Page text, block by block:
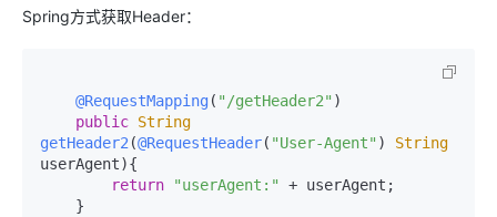
Spring方式获取Header：
@RequestMapping ( "/getHeader2" )
public String
getHeader2 (@RequestHeader( "User-Agent" ) String
userAgent){
return
"userAgent:"
+ userAgent;